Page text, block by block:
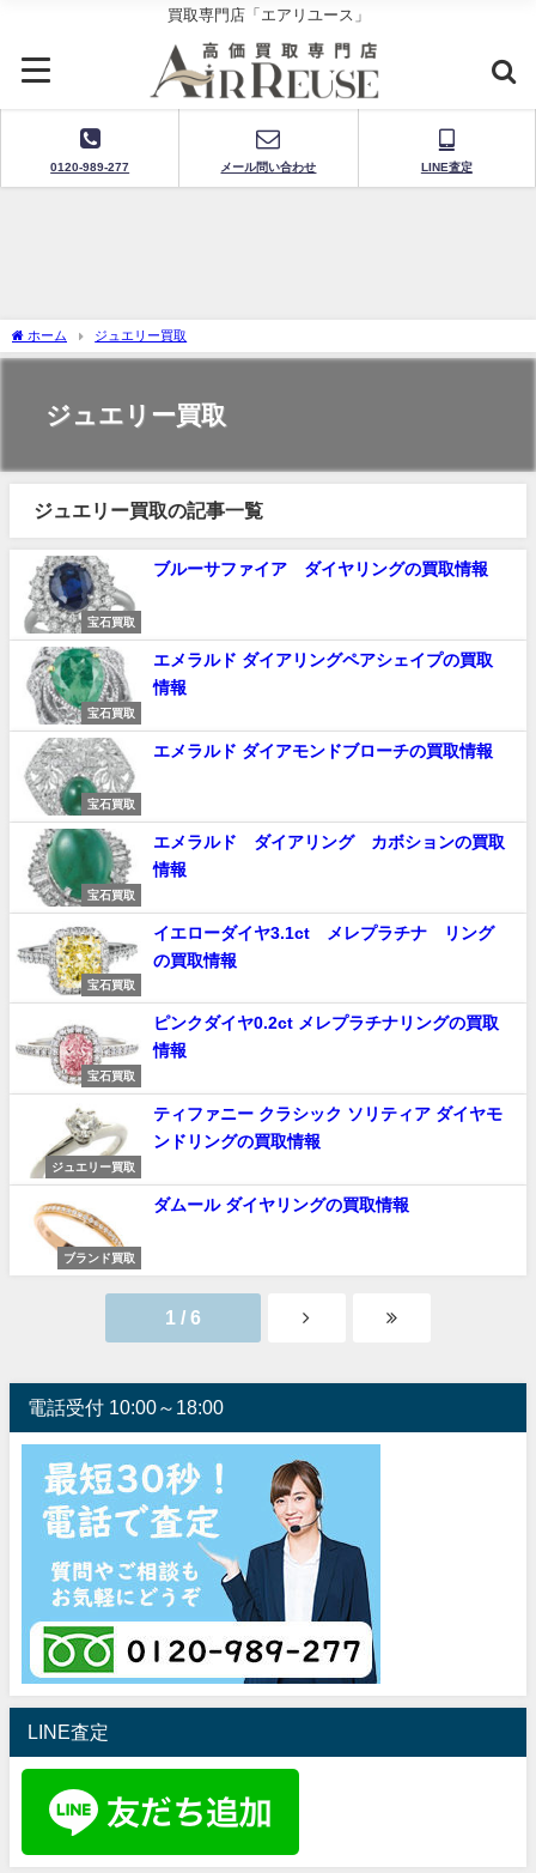
買取専門店「エアリユース」
0120-989-277 メール問い合わせ LINE査定
ホーム ジュエリー買取
ジュエリー買取
ジュエリー買取の記事一覧
宝石買取
ブルーサファイア ダイヤリングの買取情報
宝石買取
エメラルド ダイアリングペアシェイプの買取
情報
宝石買取
エメラルド ダイアモンドブローチの買取情報
宝石買取
エメラルド ダイアリング カボションの買取
情報
宝石買取
イエローダイヤ3.1ct メレプラチナ リング
の買取情報
宝石買取
ピンクダイヤ0.2ct メレプラチナリングの買取
情報
ジュエリー買取
ティファニー クラシック ソリティア ダイヤモ
ンドリングの買取情報
ブランド買取
ダムール ダイヤリングの買取情報
1 / 6
電話受付 10:00～18:00
LINE査定